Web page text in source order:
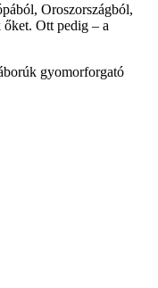
Oroszországból,
Ott pedig – a
gyomorforgató